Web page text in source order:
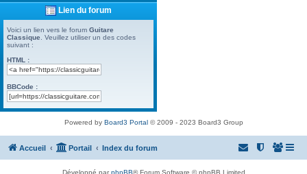
Lien du forum
Voici un lien vers le forum Guitare
Classique . Veuillez utiliser un des codes
suivant :
HTML :
BBCode :
Powered by Board3 Portal© 2009 - 2023 Board3 Group
Accueil Portail Index du forum
Développé parphpBB® Forum Software © phpBB Limited